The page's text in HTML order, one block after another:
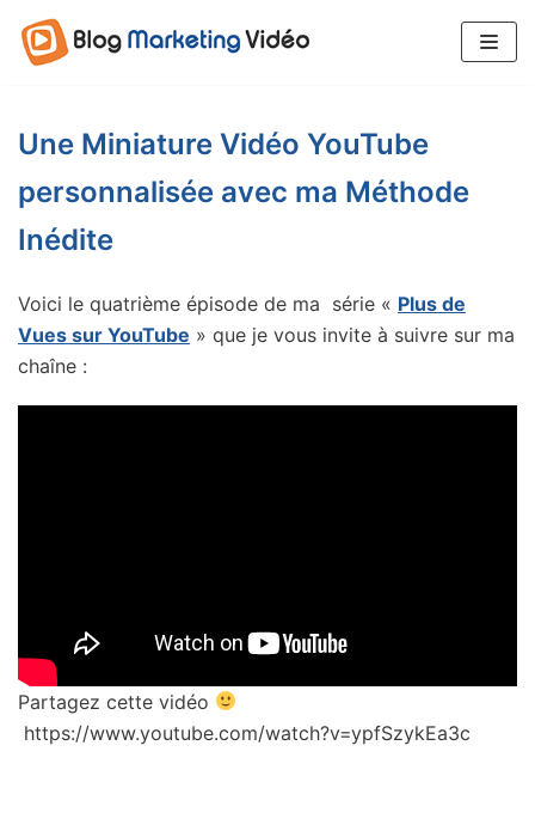
Aller
au
Une Miniature Vidéo YouTube
personnalisée avec ma Méthode
Inédite
Voici le quatrième épisode de ma série « Plus de
Vues sur YouTube » que je vous invite à suivre sur ma
chaîne :
Partagez cette vidéo
https://www.youtube.com/watch?v=ypfSzykEa3c